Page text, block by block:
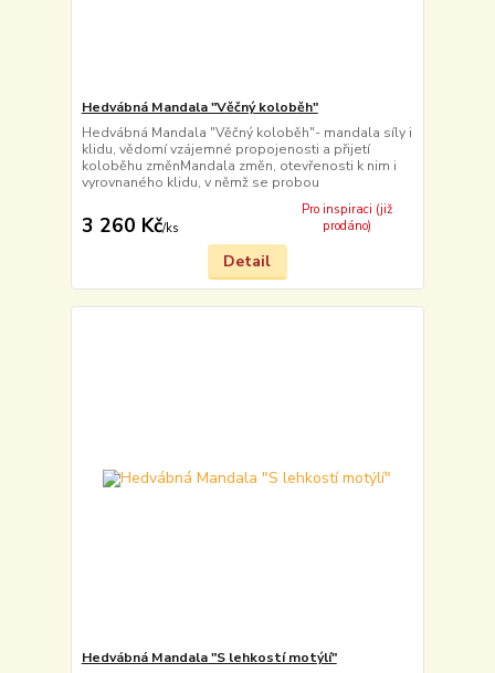
Hedvábná Mandala "Věčný koloběh"
Hedvábná Mandala "Věčný koloběh"- mandala síly i
klidu, vědomí vzájemné propojenosti a přijetí
koloběhu změnMandala změn, otevřenosti k nim i
vyrovnaného klidu, v němž se probou
3 260 Kč/ks
Pro inspiraci (již
prodáno)
Detail
Hedvábná Mandala "S lehkostí motýlí"